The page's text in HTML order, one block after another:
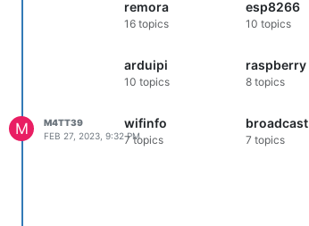
M
M4TT39
FEB 27, 2023, 9:32 PM
remora
16 topics
esp8266
10 topics
arduipi
10 topics
raspberry
8topics
wifinfo
7topics
broadcast
7 topics